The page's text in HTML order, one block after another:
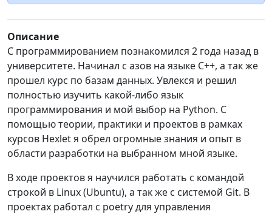
Описание
С программированием познакомился 2 года назад в
университете. Начинал с азов на языке C++, а так же
прошел курс по базам данных. Увлекся и решил
полностью изучить какой-либо язык
программирования и мой выбор на Python. С
помощью теории, практики и проектов в рамках
курсов Hexlet я обрел огромные знания и опыт в
области разработки на выбранном мной языке.
В ходе проектов я научился работать с командой
строкой в Linux (Ubuntu), а так же с системой Git. В
проектах работал с poetry для управления